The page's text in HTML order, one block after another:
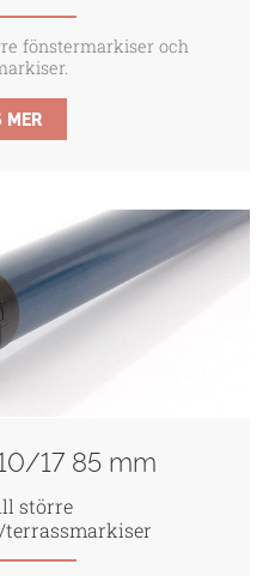
fönstermarkiser och
MER
17 85 mm
större